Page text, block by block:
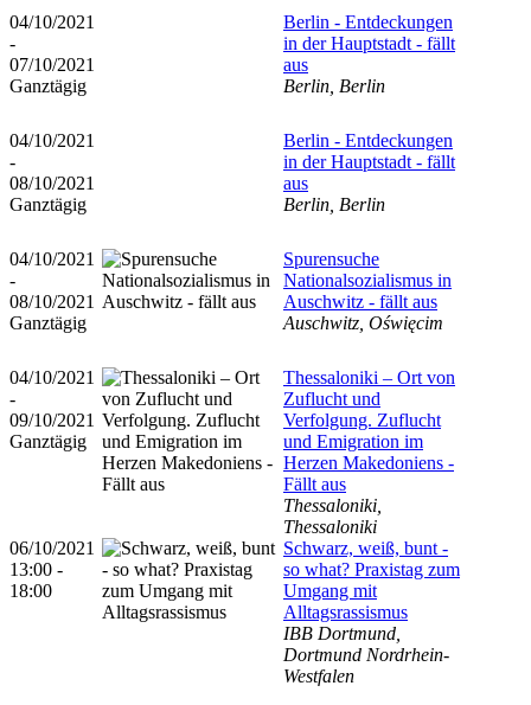
04/10/2021
-
07/10/2021
Ganztägig
Berlin - Entdeckungen
in der Hauptstadt - fällt
aus
Berlin, Berlin
04/10/2021
-
08/10/2021
Ganztägig
Berlin - Entdeckungen
in der Hauptstadt - fällt
aus
Berlin, Berlin
04/10/2021
-
08/10/2021
Ganztägig
Spurensuche
Nationalsozialismus in
Auschwitz - fällt aus
Auschwitz, Oświęcim
04/10/2021
-
09/10/2021
Ganztägig
Thessaloniki – Ort von
Zuflucht und
Verfolgung. Zuflucht
und Emigration im
Herzen Makedoniens -
Fällt aus
Thessaloniki,
Thessaloniki
06/10/2021
13:00 -
18:00
Schwarz, weiß, bunt -
so what? Praxistag zum
Umgang mit
Alltagsrassismus
IBB Dortmund,
Dortmund Nordrhein-
Westfalen